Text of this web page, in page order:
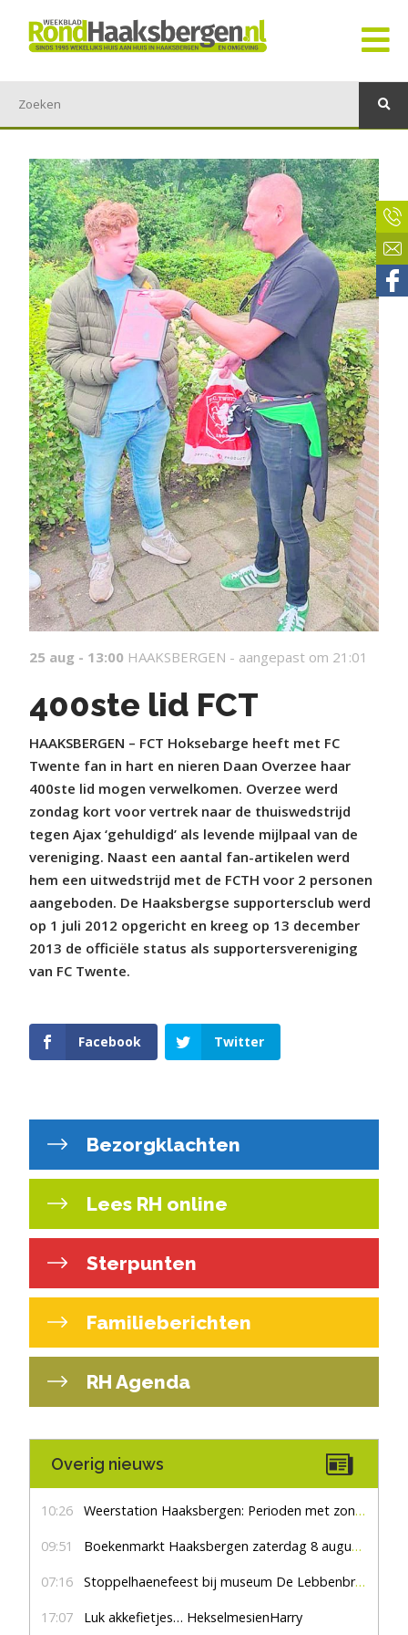
25 aug - 13:00 HAAKSBERGEN - aangepast om 21:01
400ste lid FCT
HAAKSBERGEN – FCT Hoksebarge heeft met FC
Twente fan in hart en nieren Daan Overzee haar
400ste lid mogen verwelkomen. Overzee werd
zondag kort voor vertrek naar de thuiswedstrijd
tegen Ajax ‘gehuldigd’ als levende mijlpaal van de
vereniging. Naast een aantal fan-artikelen werd
hem een uitwedstrijd met de FCTH voor 2 personen
aangeboden. De Haaksbergse supportersclub werd
op 1 juli 2012 opgericht en kreeg op 13 december
2013 de officiële status als supportersvereniging
van FC Twente.
Facebook Twitter
Bezorgklachten
Lees RH online
Sterpunten
Familieberichten
RH Agenda
Overig nieuws
10:26 Weerstation Haaksbergen: Perioden met zon en droog
09:51 Boekenmarkt Haaksbergen zaterdag 8 augustus, marktplein Haaksbergen
07:16 Stoppelhaenefeest bij museum De Lebbenbrugge
17:07 Luk akkefietjes… HekselmesienHarry